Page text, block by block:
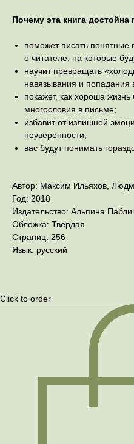
Почему эта книга достойна
поможет писать понятные
о читателе, на которые
научит превращать
навязывания и попадания
покажет, как хороша
многословия в письме;
избавит от излишней
неуверенности;
вас будут понимать
Автор: Максим Ильяхов,
Год: 2018
Издательство: Альпина
Обложка: Твердая
Страниц: 256
Язык: русский
Click to order